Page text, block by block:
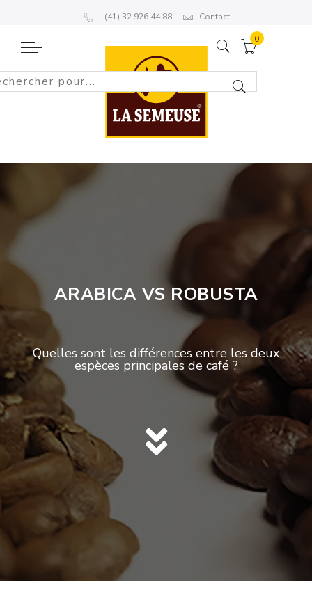
+(41) 32 926 44 88 Contact
ARABICA VS ROBUSTA
Quelles sont les différences entre les deux
espèces principales de café ?